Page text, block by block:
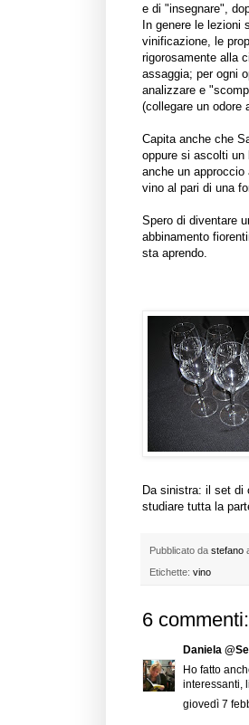
e di "insegnare",
In genere le lezioni
vinificazione, le
rigorosamente alla
assaggia; per ogni
analizzare e
(collegare un odore
Capita anche che
oppure si ascolti un
anche un
vino al pari di una
Spero di diventare
abbinamento
sta aprendo.
Da sinistra: il set di
studiare tutta la
Pubblicato da stefano
Etichette: vino
6 commenti:
Daniela
Ho fatto
interessanti,
giovedì 7